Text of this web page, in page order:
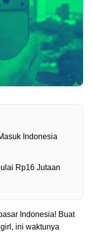
Indonesia
Rp16 Jutaan
Indonesia! Buat
ini waktunya